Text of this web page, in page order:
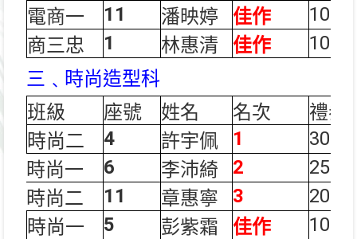
電商一
11 潘映婷 佳作
100
商三忠
1 林惠清 佳作
100
三﹑時尚造型科
班級
座號 姓名 名次
禮券
時尚二
4 許宇佩 1
300
時尚一
6 李沛綺 2
250
時尚二
11 章惠寧 3
200
時尚一
5 彭紫霜 佳作
100